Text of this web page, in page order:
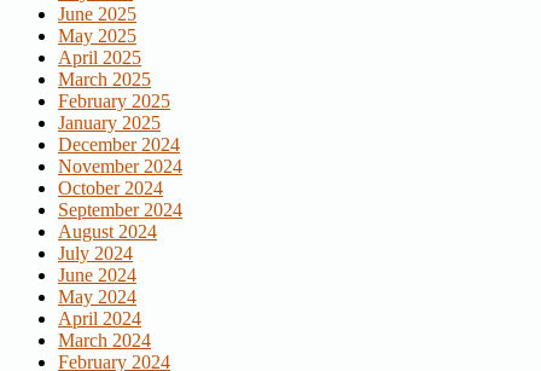
June 2025
May 2025
April 2025
March 2025
February 2025
January 2025
December 2024
November 2024
October 2024
September 2024
August 2024
July 2024
June 2024
May 2024
April 2024
March 2024
February 2024